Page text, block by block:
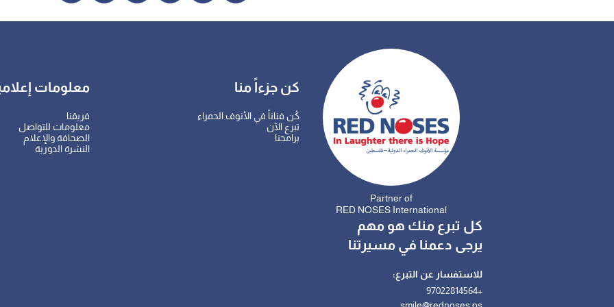
Partner of
RED NOSES International
كل تبرع منك هو مهم
يرجى دعمنا في مسيرتنا
للاستفسار عن التبرع:
+97022814564
smile@rednoses.ps
كن جزءاً منا
كُن فناناً في الأنوف الحمراء
تبرع الآن
برامجنا
معلومات
فريقنا
معلومات للتواصل
الصحافة والإعلام
النشرة الدورية